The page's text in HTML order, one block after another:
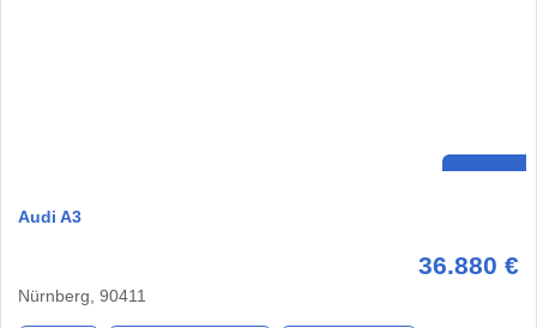
Audi A3
36.880 €
Nürnberg, 90411